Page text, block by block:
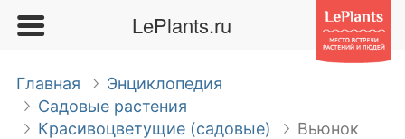
LePlants.ru
Главная
Энциклопедия
Садовые растения
Красивоцветущие (садовые)
Вьюнок